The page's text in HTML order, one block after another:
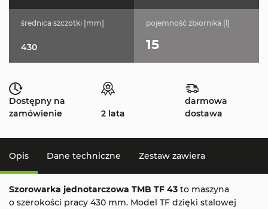
średnica szczotki [mm]
430
pojemność zbiornika [l]
15
Dostępny na
zamówienie
2 lata
darmowa
dostawa
Opis Dane techniczne Zestaw zawiera
Szorowarka jednotarczowa TMB TF 43 to maszyna
o szerokości pracy 430 mm. Model TF dzięki stalowej